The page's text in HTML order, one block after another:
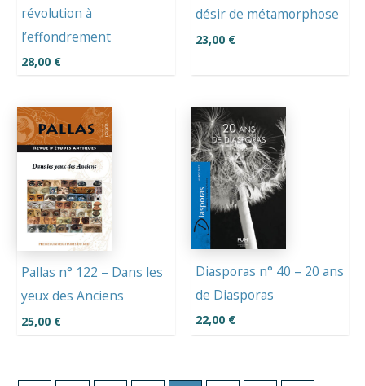
révolution à
l’effondrement
28,00 €
désir de métamorphose
23,00 €
Pallas n° 122 – Dans les
yeux des Anciens
25,00 €
Diasporas n° 40 – 20 ans
de Diasporas
22,00 €